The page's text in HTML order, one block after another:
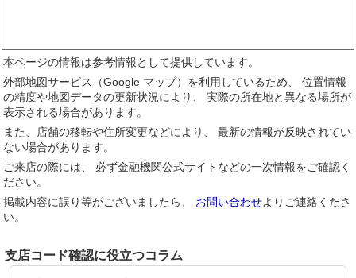
本ページの情報は参考情報として提供しています。
外部地図サービス（Google マップ）を利用しているため、 位置情報
の精度や地図データの更新状況により、 実際の所在地と異なる場所が
表示される場合があります。
また、店舗の移転や住所変更などにより、 最新の情報が反映されてい
ない場合があります。
ご来店の際には、 必ず金融機関公式サイトなどの一次情報をご確認く
ださい。
掲載内容に誤り等がございましたら、 お問い合わせよりご連絡くださ
い。
支店コード確認に役立つコラム